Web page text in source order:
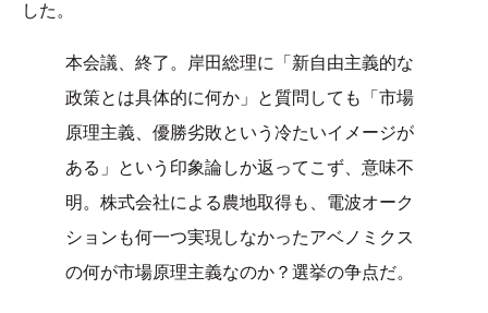
した。
本会議、終了。岸田総理に「新自由主義的な
政策とは具体的に何か」と質問しても「市場
原理主義、優勝劣敗という冷たいイメージが
ある」という印象論しか返ってこず、意味不
明。株式会社による農地取得も、電波オーク
ションも何一つ実現しなかったアベノミクス
の何が市場原理主義なのか？選挙の争点だ。